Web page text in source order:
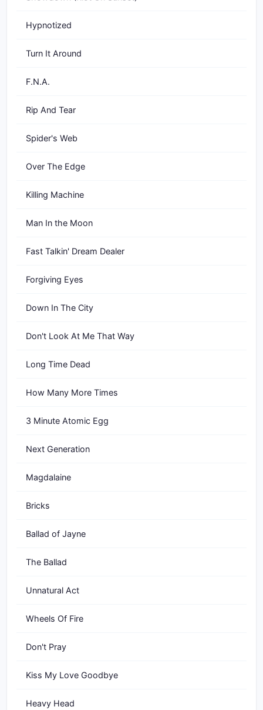
Hypnotized
Turn It Around
F.N.A.
Rip And Tear
Spider's Web
Over The Edge
Killing Machine
Man In the Moon
Fast Talkin' Dream Dealer
Forgiving Eyes
Down In The City
Don't Look At Me That Way
Long Time Dead
How Many More Times
3 Minute Atomic Egg
Next Generation
Magdalaine
Bricks
Ballad of Jayne
The Ballad
Unnatural Act
Wheels Of Fire
Don't Pray
Kiss My Love Goodbye
Heavy Head